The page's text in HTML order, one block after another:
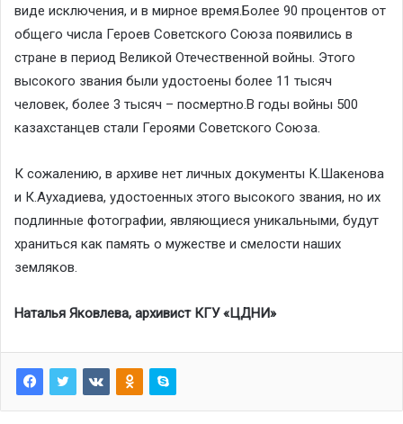
виде исключения, и в мирное время.Более 90 процентов от
общего числа Героев Советского Союза появились в
стране в период Великой Отечественной войны. Этого
высокого звания были удостоены более 11 тысяч
человек, более 3 тысяч – посмертно.В годы войны 500
казахстанцев стали Героями Советского Союза.
К сожалению, в архиве нет личных документы К.Шакенова
и К.Аухадиева, удостоенных этого высокого звания, но их
подлинные фотографии, являющиеся уникальными, будут
храниться как память о мужестве и смелости наших
земляков.
Наталья Яковлева, архивист КГУ «ЦДНИ»